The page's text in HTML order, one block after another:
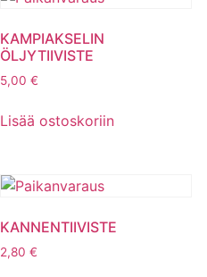
KAMPIAKSELIN
ÖLJYTIIVISTE
5,00 €
Lisää ostoskoriin
KANNENTIIVISTE
2,80 €